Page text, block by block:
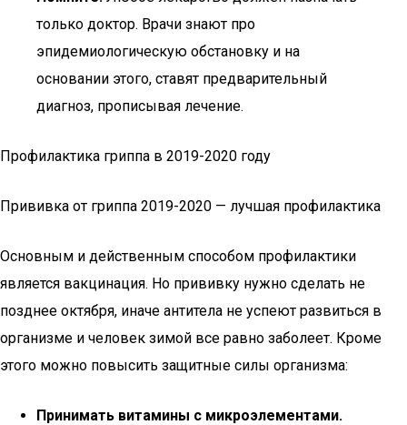
только доктор. Врачи знают про
эпидемиологическую обстановку и на
основании этого, ставят предварительный
диагноз, прописывая лечение.
Профилактика гриппа в 2019-2020 году
Прививка от гриппа 2019-2020 — лучшая профилактика
Основным и действенным способом профилактики
является вакцинация. Но прививку нужно сделать не
позднее октября, иначе антитела не успеют развиться в
организме и человек зимой все равно заболеет. Кроме
этого можно повысить защитные силы организма:
Принимать витамины с микроэлементами.